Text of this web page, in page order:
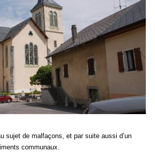
sujet de malfaçons, et par suite aussi d’un
communaux.